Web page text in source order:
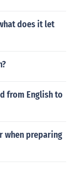
does it let
from English to
when preparing